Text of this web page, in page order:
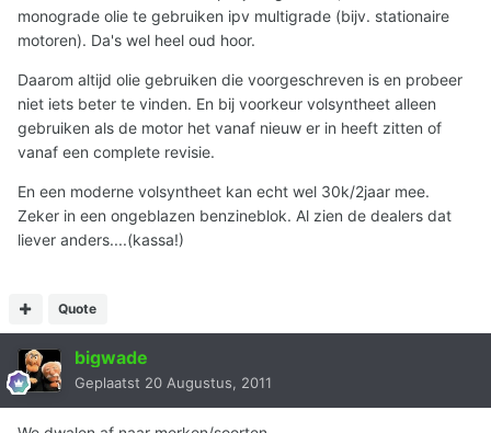
monograde olie te gebruiken ipv multigrade (bijv. stationaire
motoren). Da's wel heel oud hoor.
Daarom altijd olie gebruiken die voorgeschreven is en probeer
niet iets beter te vinden. En bij voorkeur volsyntheet alleen
gebruiken als de motor het vanaf nieuw er in heeft zitten of
vanaf een complete revisie.
En een moderne volsyntheet kan echt wel 30k/2jaar mee.
Zeker in een ongeblazen benzineblok. Al zien de dealers dat
liever anders....(kassa!)
Quote
bigwade
Geplaatst 20 Augustus, 2011